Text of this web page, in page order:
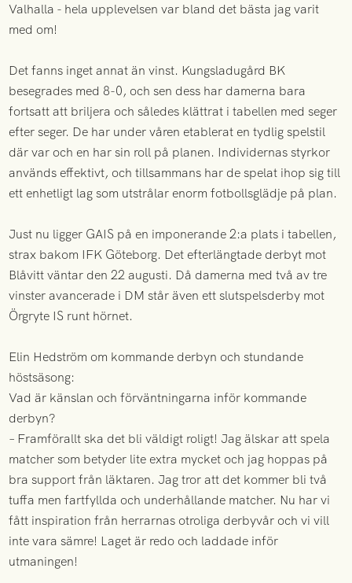
Valhalla - hela upplevelsen var bland det bästa jag varit
med om!
Det fanns inget annat än vinst. Kungsladugård BK
besegrades med 8-0, och sen dess har damerna bara
fortsatt att briljera och således klättrat i tabellen med seger
efter seger. De har under våren etablerat en tydlig spelstil
där var och en har sin roll på planen. Individernas styrkor
används effektivt, och tillsammans har de spelat ihop sig till
ett enhetligt lag som utstrålar enorm fotbollsglädje på plan.
Just nu ligger GAIS på en imponerande 2:a plats i tabellen,
strax bakom IFK Göteborg. Det efterlängtade derbyt mot
Blåvitt väntar den 22 augusti. Då damerna med två av tre
vinster avancerade i DM står även ett slutspelsderby mot
Örgryte IS runt hörnet.
Elin Hedström om kommande derbyn och stundande
höstsäsong:
Vad är känslan och förväntningarna inför kommande
derbyn?
– Framförallt ska det bli väldigt roligt! Jag älskar att spela
matcher som betyder lite extra mycket och jag hoppas på
bra support från läktaren. Jag tror att det kommer bli två
tuffa men fartfyllda och underhållande matcher. Nu har vi
fått inspiration från herrarnas otroliga derbyvår och vi vill
inte vara sämre! Laget är redo och laddade inför
utmaningen!